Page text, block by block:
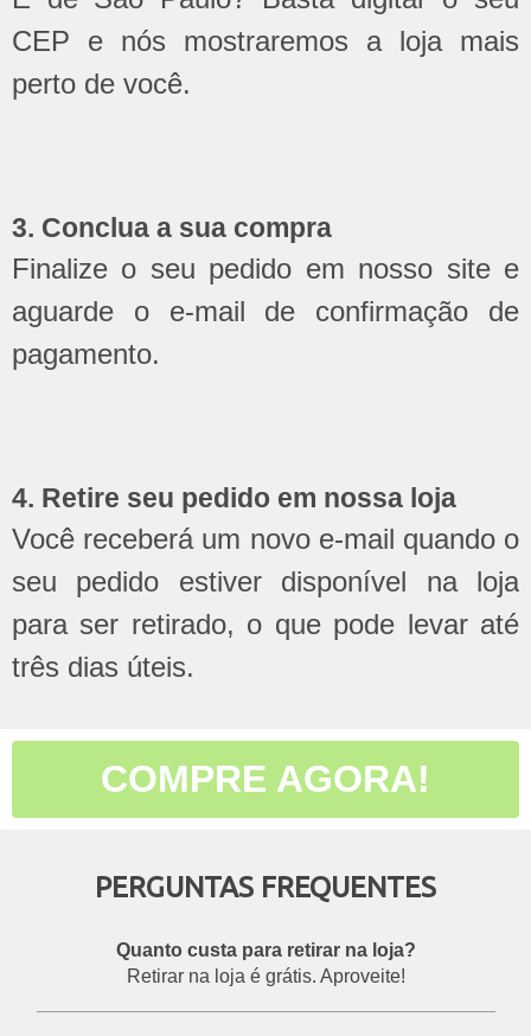
CEP e nós mostraremos a loja mais
perto de você.
3. Conclua a sua compra
Finalize o seu pedido em nosso site e
aguarde o e-mail de confirmação de
pagamento.
4. Retire seu pedido em nossa loja
Você receberá um novo e-mail quando o
seu pedido estiver disponível na loja
para ser retirado, o que pode levar até
três dias úteis.
COMPRE AGORA!
PERGUNTAS FREQUENTES
Quanto custa para retirar na loja?
Retirar na loja é grátis. Aproveite!